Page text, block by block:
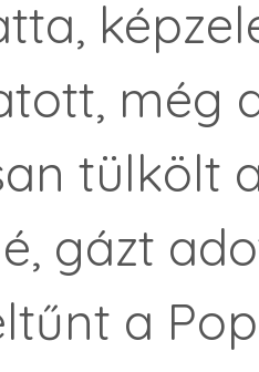
még
tülkölt
gázt
a